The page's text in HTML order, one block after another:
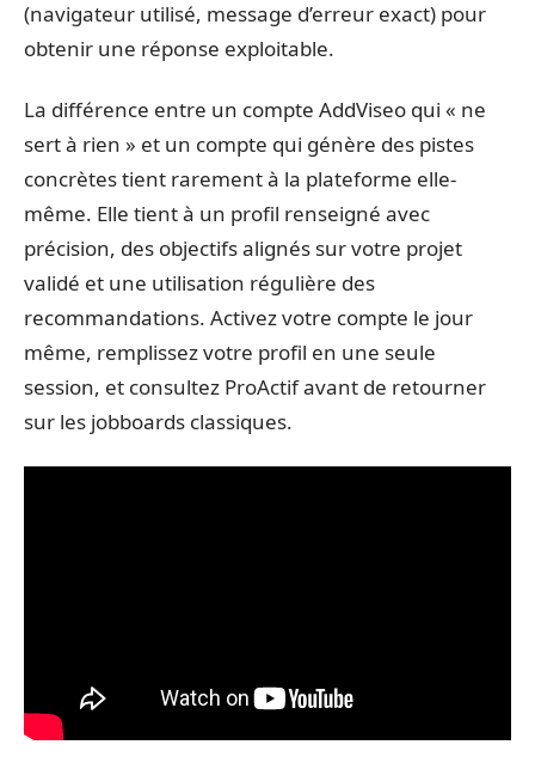
(navigateur utilisé, message d’erreur exact) pour
obtenir une réponse exploitable.
La différence entre un compte AddViseo qui « ne
sert à rien » et un compte qui génère des pistes
concrètes tient rarement à la plateforme elle-
même. Elle tient à un profil renseigné avec
précision, des objectifs alignés sur votre projet
validé et une utilisation régulière des
recommandations. Activez votre compte le jour
même, remplissez votre profil en une seule
session, et consultez ProActif avant de retourner
sur les jobboards classiques.